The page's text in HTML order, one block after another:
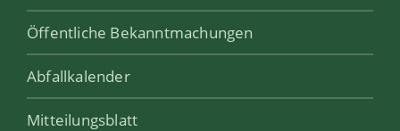
Öffentliche Bekanntmachungen
Abfallkalender
Mitteilungsblatt